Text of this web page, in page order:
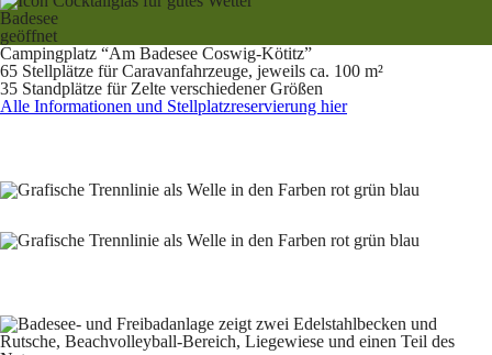
Badesee
geöffnet
Campingplatz “Am Badesee Coswig-Kötitz”
65 Stellplätze für Caravanfahrzeuge, jeweils ca. 100 m²
35 Standplätze für Zelte verschiedener Größen
Alle Informationen und Stellplatzreservierung hier